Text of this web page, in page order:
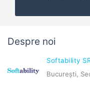
Despre noi
Softability
București,